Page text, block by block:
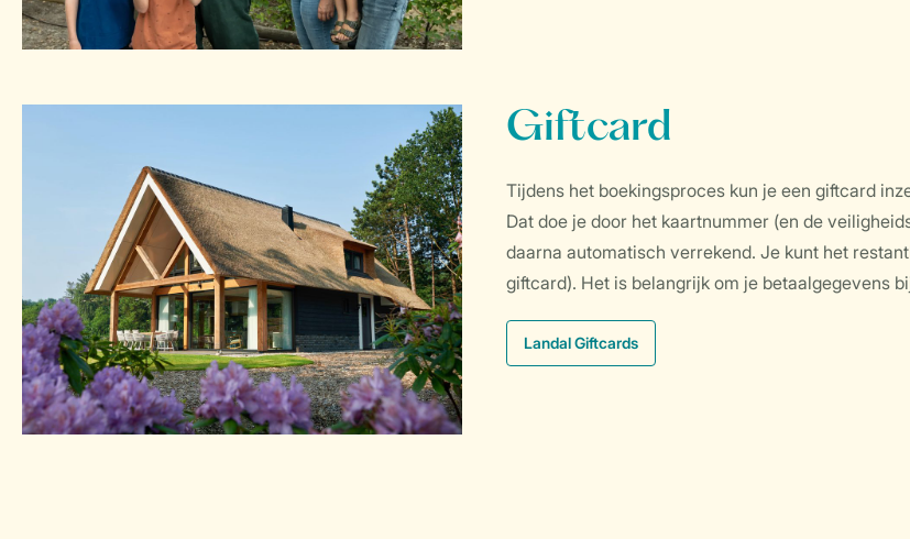
Giftcard
Tijdens het boekingsproces kun je een giftcard
Dat doe je door het kaartnummer (en de
daarna automatisch verrekend. Je kunt het
giftcard). Het is belangrijk om je betaalgegevens
Landal Giftcards